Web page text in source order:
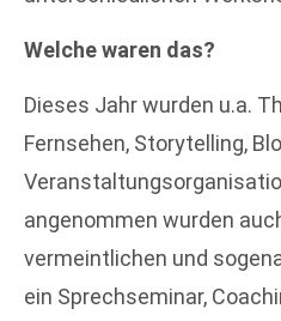
Welche waren das?
Dieses Jahr wurden u.a.
Fernsehen, Storytelling,
angenommen wurden
vermeintlichen und
ein Sprechseminar,